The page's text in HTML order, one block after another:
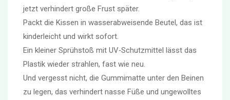
jetzt verhindert große Frust später.
Packt die Kissen in wasserabweisende Beutel, das ist
kinderleicht und wirkt sofort.
Ein kleiner Sprühstoß mit UV‑Schutzmittel lässt das
Plastik wieder strahlen, fast wie neu.
Und vergesst nicht, die Gummimatte unter den Beinen
zu legen, das verhindert nasse Füße und ungewolltes